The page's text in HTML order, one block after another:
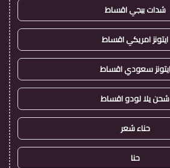
شدات ببجي اقساط
ايتونز امريكي اقساط
ايتونز سعودي اقساط
شحن يلا لودو اقساط
حناء شعر
حنا